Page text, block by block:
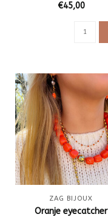
€45,00
ZAG BIJOUX
Oranje eyecatcher